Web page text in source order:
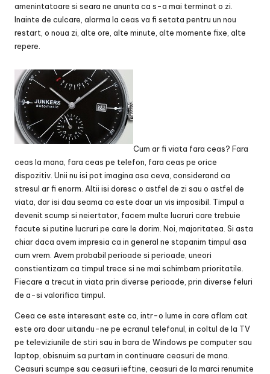
amenintatoare si seara ne anunta ca s-a mai terminat o zi.
Inainte de culcare, alarma la ceas va fi setata pentru un nou
restart, o noua zi, alte ore, alte minute, alte momente fixe, alte
repere.
Cum ar fi viata fara ceas? Fara
ceas la mana, fara ceas pe telefon, fara ceas pe orice
dispozitiv. Unii nu isi pot imagina asa ceva, considerand ca
stresul ar fi enorm. Altii isi doresc o astfel de zi sau o astfel de
viata, dar isi dau seama ca este doar un vis imposibil. Timpul a
devenit scump si neiertator, facem multe lucruri care trebuie
facute si putine lucruri pe care le dorim. Noi, majoritatea. Si asta
chiar daca avem impresia ca in general ne stapanim timpul asa
cum vrem. Avem probabil perioade si perioade, uneori
constientizam ca timpul trece si ne mai schimbam prioritatile.
Fiecare a trecut in viata prin diverse perioade, prin diverse feluri
de a-si valorifica timpul.
Ceea ce este interesant este ca, intr-o lume in care aflam cat
este ora doar uitandu-ne pe ecranul telefonul, in coltul de la TV
pe televiziunile de stiri sau in bara de Windows pe computer sau
laptop, obisnuim sa purtam in continuare ceasuri de mana.
Ceasuri scumpe sau ceasuri ieftine , ceasuri de la marci renumite